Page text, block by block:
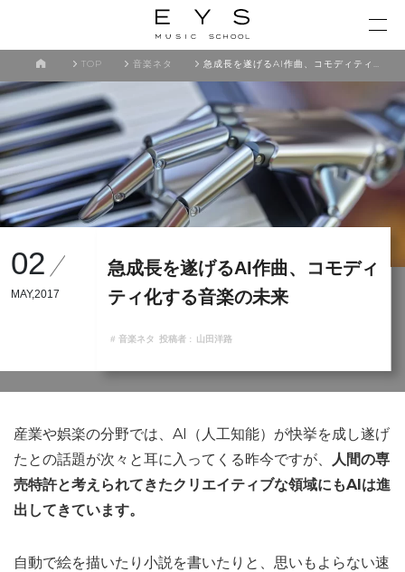
TOP 音楽ネタ 急成長を遂げるAI作曲、コモディティ化する音楽の未来
02
MAY,2017
急成長を遂げるAI作曲、コモディ
ティ化する音楽の未来
# 音楽ネタ 投稿者 : 山田洋路
産業や娯楽の分野では、AI（人工知能）が快挙を成し遂げ
たとの話題が次々と耳に入ってくる昨今ですが、
人間の専
売特許と考えられてきたクリエイティブな領域にもAIは進
出してきています。
自動で絵を描いたり小説を書いたりと、思いもよらない速